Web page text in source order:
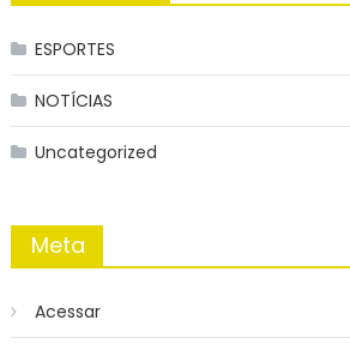
ESPORTES
NOTÍCIAS
Uncategorized
Meta
Acessar